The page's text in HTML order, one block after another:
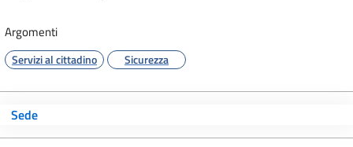
Argomenti
Servizi al cittadino Sicurezza
Sede